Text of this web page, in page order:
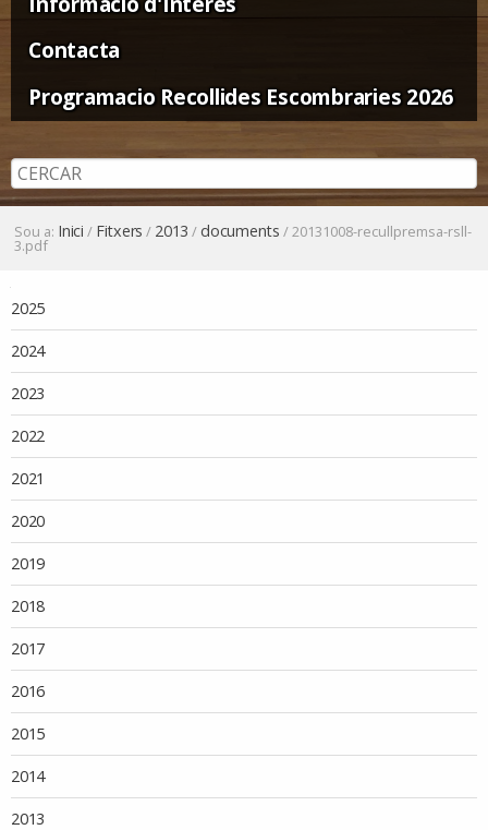
Contacta
Programacio Recollides Escombraries 2026
Sou a: Inici / Fitxers / 2013 / documents /20131008-recullpremsa-rsll-
3.pdf
2025
2024
2023
2022
2021
2020
2019
2018
2017
2016
2015
2014
2013